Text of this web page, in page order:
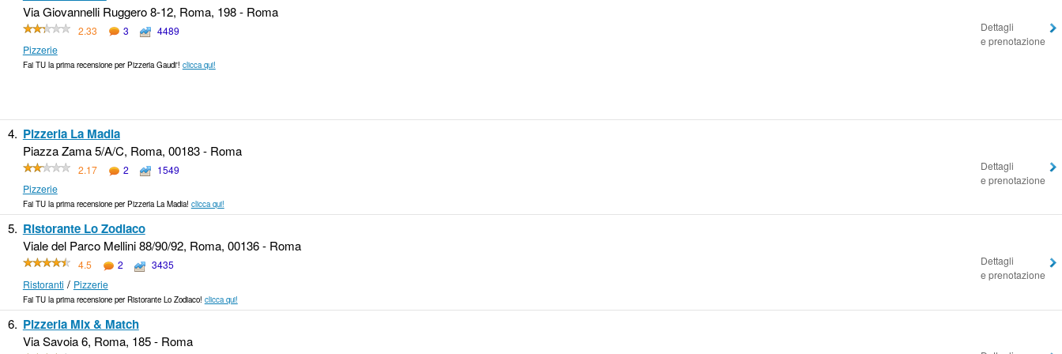
Via Giovannelli Ruggero 8-12, Roma, 198 - Roma
2.33 3
4489
Pizzerie
Dettagli
e prenotazione
Fai TU la prima recensione per Pizzeria Gaudi'! clicca qui!
4. Pizzeria La Madia
Piazza Zama 5/A/C, Roma, 00183 - Roma
2.17 2
1549
Pizzerie
Dettagli
e prenotazione
Fai TU la prima recensione per Pizzeria La Madia! clicca qui!
5. Ristorante Lo Zodiaco
Viale del Parco Mellini 88/90/92, Roma, 00136 - Roma
4.5 2
3435
Ristoranti / Pizzerie
Dettagli
e prenotazione
Fai TU la prima recensione per Ristorante Lo Zodiaco! clicca qui!
6. Pizzeria Mix & Match
Via Savoia 6, Roma, 185 - Roma